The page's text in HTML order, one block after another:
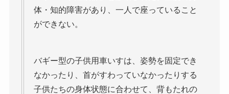
体・知的障害があり、一人で座っていること
ができない。
バギー型の子供用車いすは、姿勢を固定でき
なかったり、首がすわっていなかったりする
子供たちの身体状態に合わせて、背もたれの